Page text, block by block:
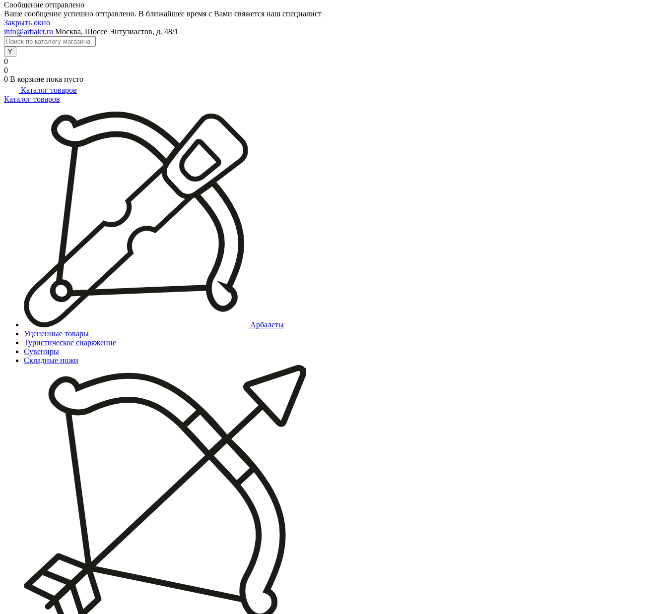
Сообщение отправлено
Ваше сообщение успешно отправлено. В ближайшее время с Вами свяжется наш специалист
Закрыть окно
info@arbalet.ru Москва, Шоссе Энтузиастов, д. 48/1
0
0
0 В корзине пока пусто
Каталог товаров
Каталог товаров
Арбалеты
Уцененные товары
Туристическое снаряжение
Сувениры
Складные ножи